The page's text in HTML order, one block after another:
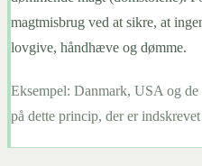
magtmisbrug ved at sikre, at
lovgive, håndhæve og dømme.
Eksempel: Danmark, USA og de
på dette princip, der er